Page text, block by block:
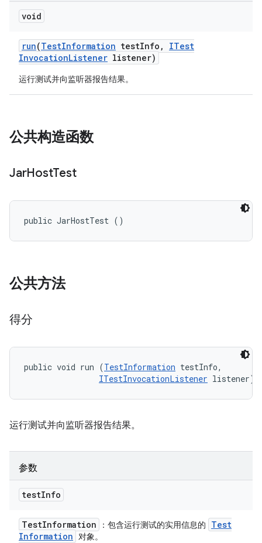
void
run(TestInformation testInfo ,
ITest
InvocationListener listener)
运行测试并向监听器报告结果。
公共构造函数
JarHostTest
public JarHostTest ()
公共方法
得分
public void run (TestInformation testInfo,
ITestInvocationListener listener)
运行测试并向监听器报告结果。
参数
testInfo
TestInformation ：包含运行测试的实用信息的
Test
Information 对象。